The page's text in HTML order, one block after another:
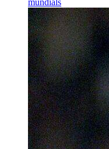
mundials